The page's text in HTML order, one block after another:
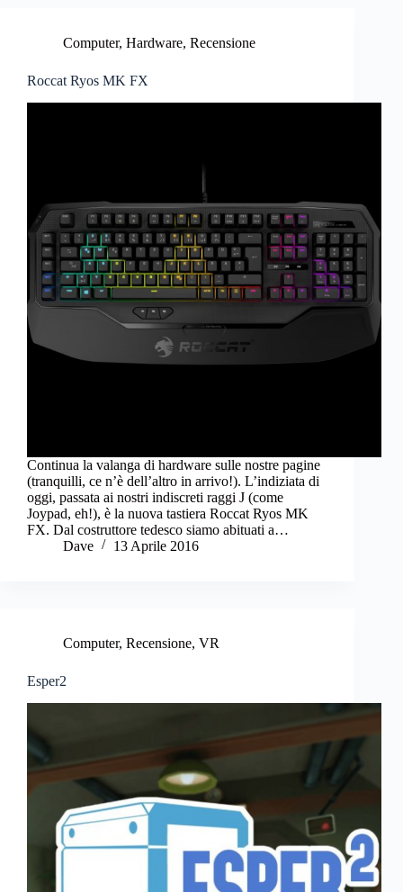
Computer, Hardware, Recensione
Roccat Ryos MK FX
Continua la valanga di hardware sulle nostre pagine
(tranquilli, ce n’è dell’altro in arrivo!). L’indiziata di
oggi, passata ai nostri indiscreti raggi J (come
Joypad, eh!), è la nuova tastiera Roccat Ryos MK
FX. Dal costruttore tedesco siamo abituati a…
Dave
13 Aprile 2016
Computer, Recensione, VR
Esper2